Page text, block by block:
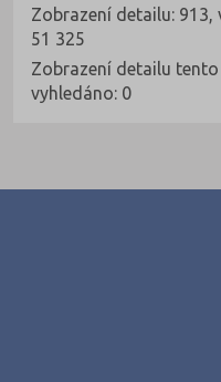
Zobrazení detailu: 913,
51 325
Zobrazení detailu tento
vyhledáno: 0